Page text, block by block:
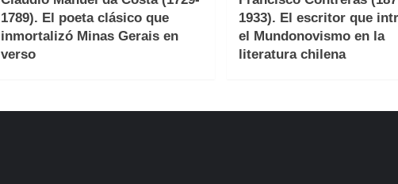
1789). El poeta clásico que
inmortalizó Minas Gerais en
verso
1933). El escritor que
el Mundonovismo en la
literatura chilena